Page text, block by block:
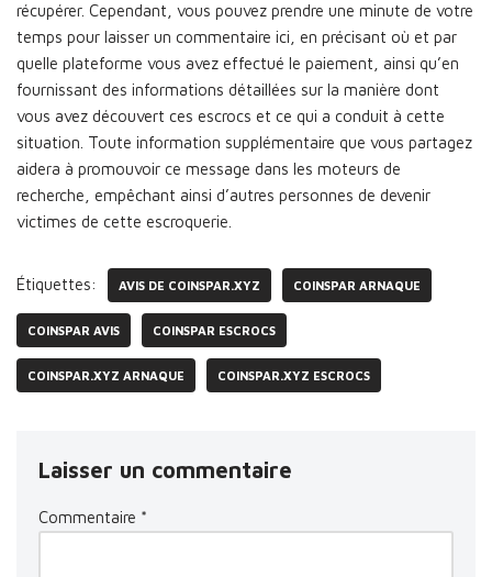
récupérer. Cependant, vous pouvez prendre une minute de votre
temps pour laisser un commentaire ici, en précisant où et par
quelle plateforme vous avez effectué le paiement, ainsi qu’en
fournissant des informations détaillées sur la manière dont
vous avez découvert ces escrocs et ce qui a conduit à cette
situation. Toute information supplémentaire que vous partagez
aidera à promouvoir ce message dans les moteurs de
recherche, empêchant ainsi d’autres personnes de devenir
victimes de cette escroquerie.
Étiquettes: AVIS DE COINSPAR.XYZ COINSPAR ARNAQUE
COINSPAR AVIS COINSPAR ESCROCS
COINSPAR.XYZ ARNAQUE COINSPAR.XYZ ESCROCS
Laisser un commentaire
Commentaire *